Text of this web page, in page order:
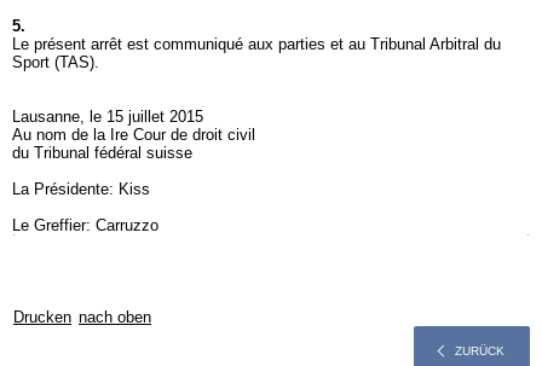
5.
Le présent arrêt est communiqué aux parties et au Tribunal Arbitral du
Sport (TAS).
Lausanne, le 15 juillet 2015
Au nom de la Ire Cour de droit civil
du Tribunal fédéral suisse
La Présidente: Kiss
Le Greffier: Carruzzo
Drucken nach oben
ZURÜCK